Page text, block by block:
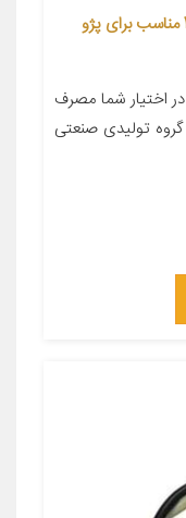
کابل ترمز دستی چپ وجودی مدل 31112 مناسب برای پژو
اختیار شما مصرف
گروه تولیدی صنعتی